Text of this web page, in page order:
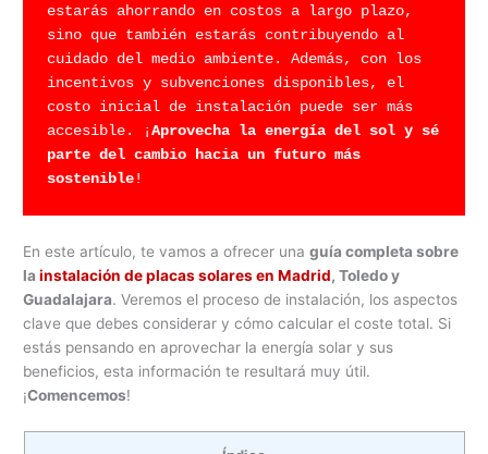
estarás ahorrando en costos a largo plazo,
sino que también estarás contribuyendo al
cuidado del medio ambiente. Además, con los
incentivos y subvenciones disponibles, el
costo inicial de instalación puede ser más
accesible. ¡ Aprovecha la energía del sol y sé
parte del cambio hacia un futuro más
sostenible!
En este artículo, te vamos a ofrecer unaguía completa sobre
lainstalación de placas solares en Madrid, Toledo y
Guadalajara. Veremos el proceso de instalación, los aspectos
clave que debes considerar y cómo calcular el coste total. Si
estás pensando en aprovechar la energía solar y sus
beneficios, esta información te resultará muy útil.
¡Comencemos!